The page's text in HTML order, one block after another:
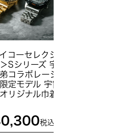
コーセレクシ
Sシリーズ 宇
コラボレーシ
定モデル 宇宙
リジナル巾着
税込